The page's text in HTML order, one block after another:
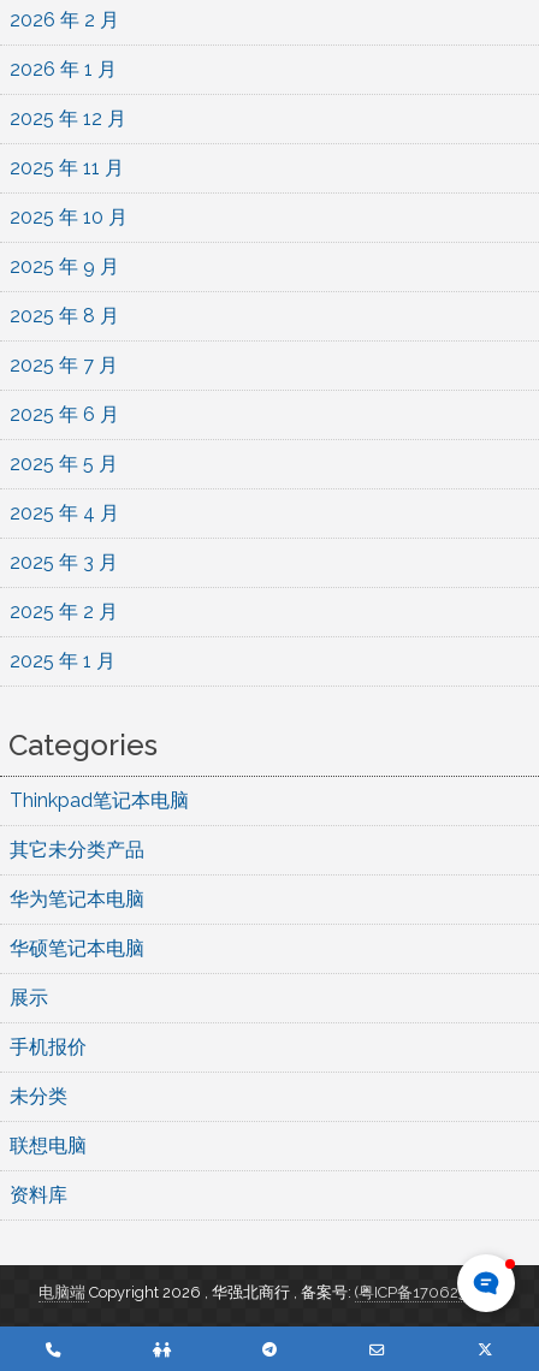
2026 年 2 月
2026 年 1 月
2025 年 12 月
2025 年 11 月
2025 年 10 月
2025 年 9 月
2025 年 8 月
2025 年 7 月
2025 年 6 月
2025 年 5 月
2025 年 4 月
2025 年 3 月
2025 年 2 月
2025 年 1 月
Categories
Thinkpad笔记本电脑
其它未分类产品
华为笔记本电脑
华硕笔记本电脑
展示
手机报价
未分类
联想电脑
资料库
电脑端Copyright 2026 , 华强北商行 ,备案号:(粤ICP备17062346号)
QQ